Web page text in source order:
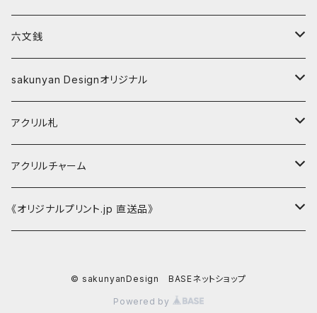
ストラップ
家紋入ストラップ
数珠（パワーストーンブレスレット）
水晶
アパレル
Tシャツ
シルバーアイテム
sakunyan Designオリジナル
新選組
キーホルダー
ストラップ
キーホルダー
新選組『誠』
ストラップ
新選組『誠』
六文銭
副葬品用
長寿の御守
sakunyan Designオリジナル
缶バッジ
マグネット
アクリルチャーム
アクリル札
新選組
家紋入ストラップ
アクリルチャーム
sakunyan Designオリジナル
《オリジナルプリント.jp 直送品》
© sakunyanDesign BASEネットショップ
Powered by